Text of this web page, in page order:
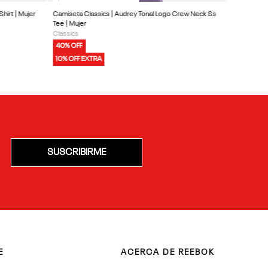
| Mujer
Camiseta Classics | Audrey Tonal Logo Crew Neck Ss
Tee | Mujer
Classics
40% OFF
10% OFF EXTRA
SUSCRIBIRME
ACERCA DE REEBOK